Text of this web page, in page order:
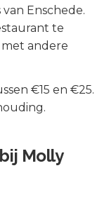
van Enschede.
te
andere
€15 en €25.
Molly